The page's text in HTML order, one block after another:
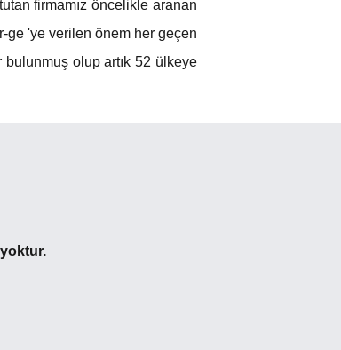
firmamız öncelikle aranan
ge 'ye verilen önem her geçen
olup artık 52 ülkeye